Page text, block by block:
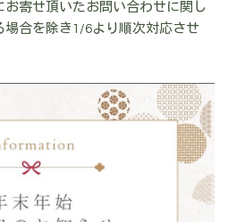
寄せ頂いたお問い合わせに関し
場合を除き1/6より順次対応させ